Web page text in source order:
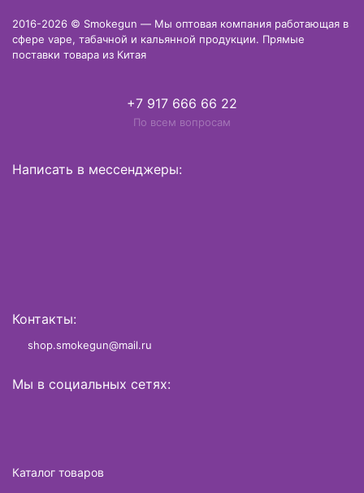
2016-2026 © Smokegun — Мы оптовая компания работающая в
сфере vape, табачной и кальянной продукции. Прямые
поставки товара из Китая
+7 917 666 66 22
По всем вопросам
Написать в мессенджеры:
Контакты:
shop.smokegun@mail.ru
Мы в социальных сетях:
Каталог товаров